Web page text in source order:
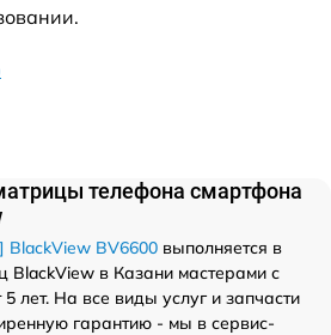
телефона смартфона
BlackView BV6600 выполняется в
в Казани мастерами с
лет. На все виды услуг и запчасти
гарантию - мы в сервис-